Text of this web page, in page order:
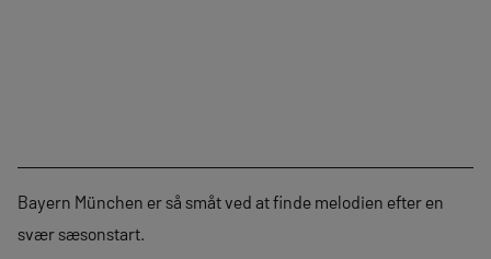
Bayern München er så småt ved at finde melodien efter en
svær sæsonstart.